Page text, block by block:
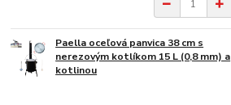
Paella oceľová panvica 38 cm s
nerezovým kotlíkom 15 L (0,8 mm) a
kotlinou